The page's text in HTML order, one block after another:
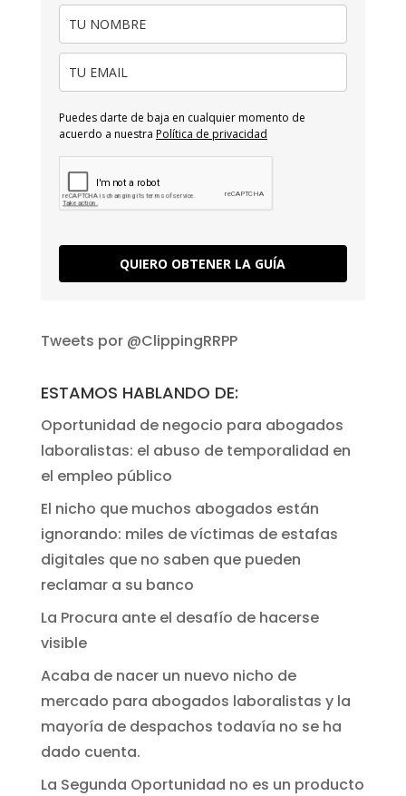
Puedes darte de baja en cualquier momento de
acuerdo a nuestra Política de privacidad
QUIERO OBTENER LA GUÍA
Tweets por @ClippingRRPP
ESTAMOS HABLANDO DE:
Oportunidad de negocio para abogados
laboralistas: el abuso de temporalidad en
el empleo público
El nicho que muchos abogados están
ignorando: miles de víctimas de estafas
digitales que no saben que pueden
reclamar a su banco
La Procura ante el desafío de hacerse
visible
Acaba de nacer un nuevo nicho de
mercado para abogados laboralistas y la
mayoría de despachos todavía no se ha
dado cuenta.
La Segunda Oportunidad no es un producto